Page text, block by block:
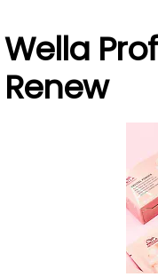
Wella
Renew